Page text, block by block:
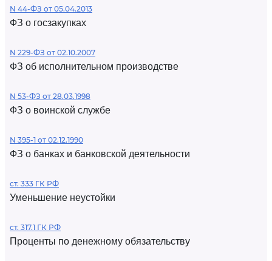
N 44-ФЗ от 05.04.2013
ФЗ о госзакупках
N 229-ФЗ от 02.10.2007
ФЗ об исполнительном производстве
N 53-ФЗ от 28.03.1998
ФЗ о воинской службе
N 395-1 от 02.12.1990
ФЗ о банках и банковской деятельности
ст. 333 ГК РФ
Уменьшение неустойки
ст. 317.1 ГК РФ
Проценты по денежному обязательству